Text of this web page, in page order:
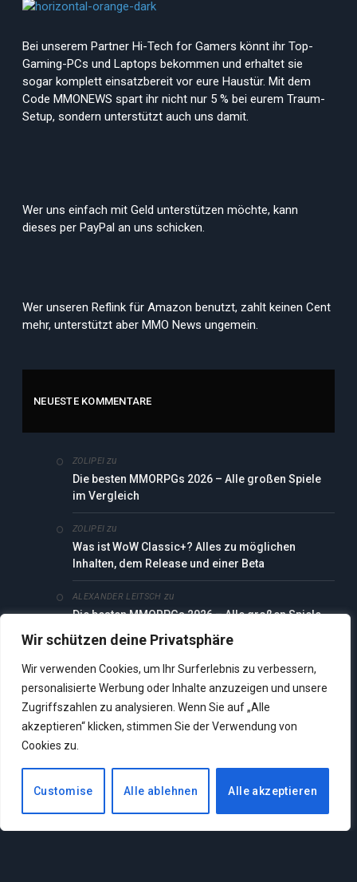
Wir schützen deine Privatsphäre
Wir verwenden Cookies, um Ihr Surferlebnis zu verbessern,
personalisierte Werbung oder Inhalte anzuzeigen und unsere
Zugriffszahlen zu analysieren. Wenn Sie auf „Alle
akzeptieren“ klicken, stimmen Sie der Verwendung von
Cookies zu.
Customise Alle ablehnen Alle akzeptieren
Bei unserem Partner Hi-Tech for Gamers könnt ihr Top-
Gaming-PCs und Laptops bekommen und erhaltet sie
sogar komplett einsatzbereit vor eure Haustür. Mit dem
Code MMONEWS spart ihr nicht nur 5 % bei eurem Traum-
Setup, sondern unterstützt auch uns damit.
Wer uns einfach mit Geld unterstützen möchte, kann
dieses per PayPal an uns schicken.
Wer unseren Reflink für Amazon benutzt, zahlt keinen Cent
mehr, unterstützt aber MMO News ungemein.
NEUESTE KOMMENTARE
ZOLIPEI zu
Die besten MMORPGs 2026 – Alle großen Spiele
im Vergleich
ZOLIPEI zu
Was ist WoW Classic+? Alles zu möglichen
Inhalten, dem Release und einer Beta
ALEXANDER LEITSCH zu
Die besten MMORPGs 2026 – Alle großen Spiele
im Vergleich
ZOLIPEIzu
Die besten MMORPGs 2026 – Alle großen Spiele
ZOLIPEIzu
Chrono Odyssey verkündet seinen Release-
Zeitraum: „Von jetzt an gibt es keine
Verschiebungen mehr“